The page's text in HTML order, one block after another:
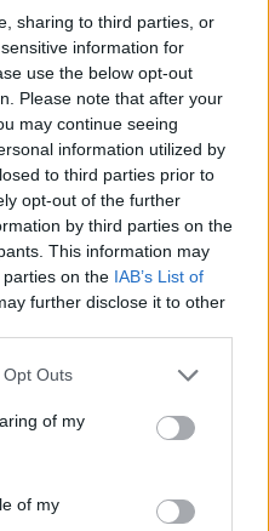
sharing to third parties, or
information for
use the below opt-out
Please note that after your
may continue seeing
information utilized by
to third parties prior to
opt-out of the further
by third parties on the
This information may
on the IAB’s List of
further disclose it to other
Outs
of my
of my
Eladó:Kieselbach Galéria
Kolozsváry Gyöngyvér
Galéria Ker. Kft
Budapest, Szent István krt.
+36 1 269 3148 +36 1 269
www.kieselbach.hu
korok régi mesterei, de
fotográfiával és kortárs
szerepelt a Galéria